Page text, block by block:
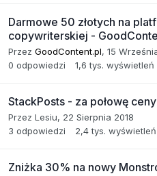
Darmowe 50 złotych na
copywriterskiej -
Przez GoodContent.pl, 15
0 odpowiedzi 1,6 tys. wyświetleń
StackPosts - za połowę
Przez Lesiu, 22 Sierpnia 2018
3 odpowiedzi 2,4 tys. wyświetleń
Zniżka 30% na nowy